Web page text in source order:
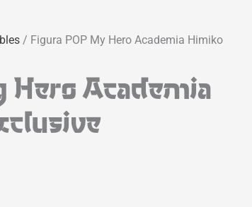
/ Figura POP My Hero Academia Himiko
Hero Academia